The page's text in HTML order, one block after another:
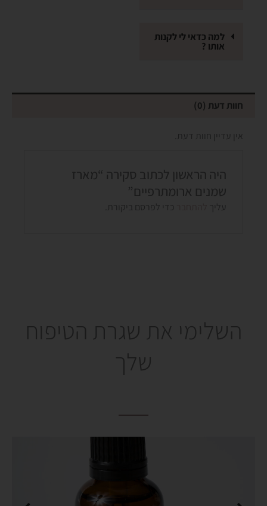
למה כדאי לי לקנות
אותו ?
חוות דעת (0)
אין עדיין חוות דעת.
היה הראשון לכתוב סקירה “מארז
שמנים ארומתרפיים”
עליך כדי לפרסם ביקורת.
השלימי את שגרת הטיפוח
שלך